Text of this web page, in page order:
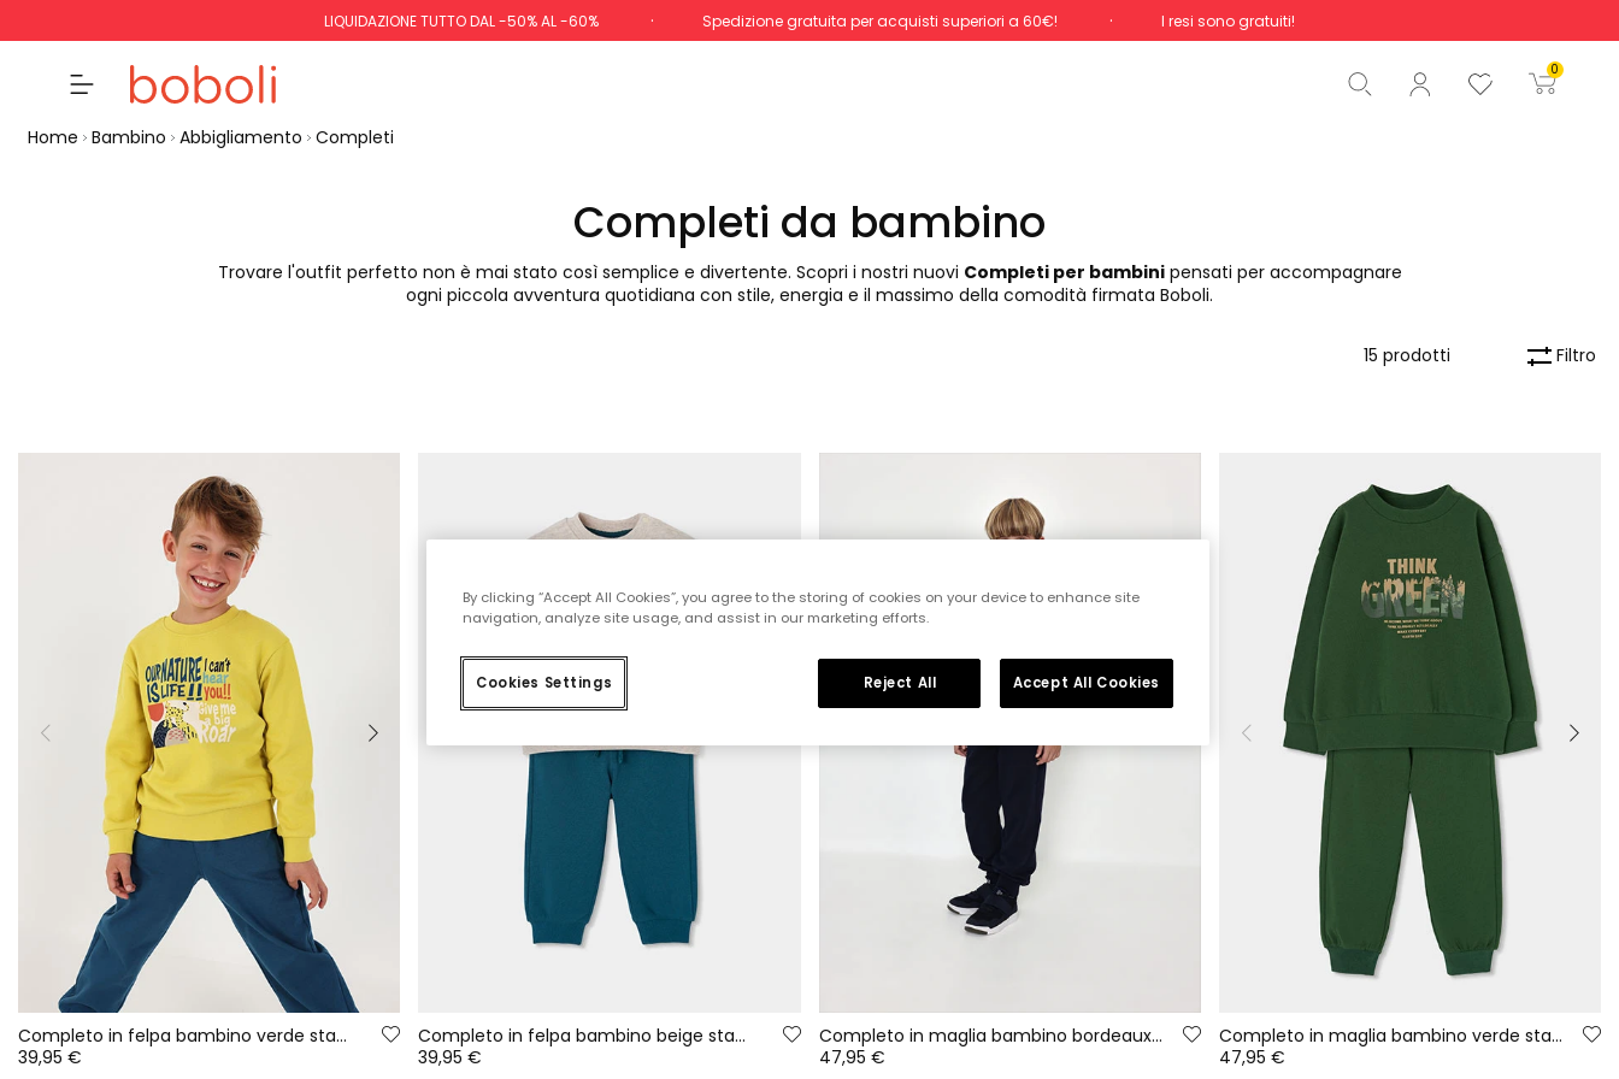
LIQUIDAZIONE TUTTO DAL -50% AL -60% Spedizione gratuita per acquisti superiori a 60€! I resi sono gratuiti!
0
Totale 0,00 €
Inizio ordine
Home Bambino Abbigliamento Completi
Completi da bambino
Trovare l'outfit perfetto non è mai stato così semplice e divertente. Scopri i nostri nuovi Completi per bambinipensati per accompagnare
ogni piccola avventura quotidiana con stile, energia e il massimo della comodità firmata Boboli.
Filtro
15 prodotti
Completo in felpa bambino verde stampa leopardo
39,95 €
Completo in felpa bambino beige stampato Nature
39,95 €
Completo in maglia bambino bordeaux con cappuccio New York
47,95 €
Completo in maglia bambino verde stampato Think Green
47,95 €
By clicking “Accept All Cookies”, you agree to the storing of cookies on your device to enhance site
navigation, analyze site usage, and assist in our marketing efforts.
Cookies Settings Reject All Accept All Cookies